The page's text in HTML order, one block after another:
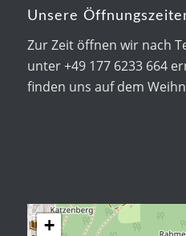
Unsere
Zur Zeit öffnen wir nach
unter +49 177 6233 664
finden uns auf dem
+